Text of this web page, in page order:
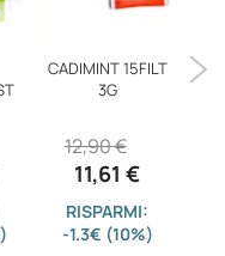
CADIMINT 15FILT
3G
11,61 €
12,90 €
RISPARMI:
-1.3€ (10%)
21